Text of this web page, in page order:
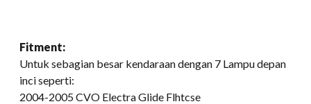
Fitment:
Untuk sebagian besar kendaraan dengan 7 Lampu depan
inci seperti:
2004-2005 CVO Electra Glide Flhtcse